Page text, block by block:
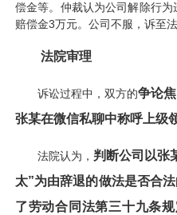
偿金等。仲裁认为公司解除行
赔偿金3万元。公司不服，诉至法
法院审理
诉讼过程中，双方的争论
张某在微信私聊中称呼上级
法院认为， 判断公司以张
太”为由辞退的做法是否合
了劳动合同法第三十九条